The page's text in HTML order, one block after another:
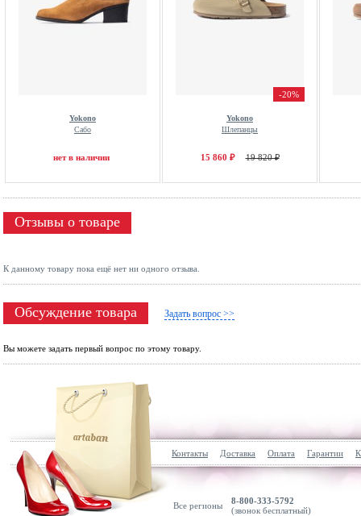
Yokono
Сабо
нет в наличии
-20%
Yokono
Шлепанцы
15 860 ₽ 19 820 ₽
Отзывы о товаре
К данному товару пока ещё нет ни одного отзыва.
Обсуждение товара Задать вопрос >>
Вы можете задать первый вопрос по этому товару.
Контакты Доставка Оплата Гарантии
Все регионы
8-800-333-5792
(звонок бесплатный)